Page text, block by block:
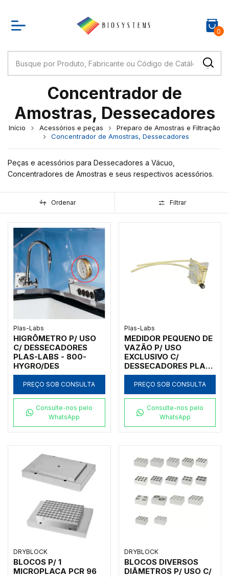
0
Concentrador de
Amostras, Dessecadores
Início Acessórios e peças
Preparo de Amostras e Filtração
Concentrador de Amostras, Dessecadores
Peças e acessórios para Dessecadores a Vácuo,
Concentradores de Amostras e seus respectivos acessórios.
Ordenar Filtrar
Plas-Labs
HIGRÔMETRO P/ USO
C/ DESSECADORES
PLAS-LABS - 800-
HYGRO/DES
PREÇO SOB CONSULTA
Consulte-nos pelo
WhatsApp
Plas-Labs
MEDIDOR PEQUENO DE
VAZÃO P/ USO
EXCLUSIVO C/
DESSECADORES PLAS-
LABS - 800-FLOW/D
PREÇO SOB CONSULTA
Consulte-nos pelo
WhatsApp
DRYBLOCK
BLOCOS P/ 1
MICROPLACA PCR 96
DRYBLOCK
BLOCOS DIVERSOS
DIÂMETROS P/ USO C/